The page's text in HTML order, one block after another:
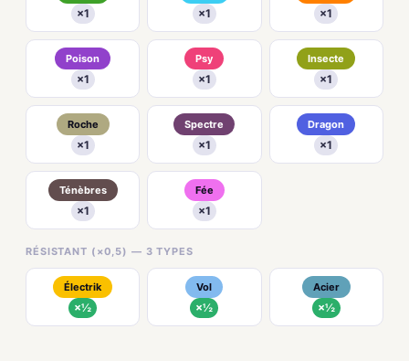
×1 ×1 ×1
Poison
×1
Psy
×1
Insecte
×1
Roche
×1
Spectre
×1
Dragon
×1
Ténèbres
×1
Fée
×1
RÉSISTANT (×0,5) — 3 TYPES
Électrik
×½
Vol
×½
Acier
×½